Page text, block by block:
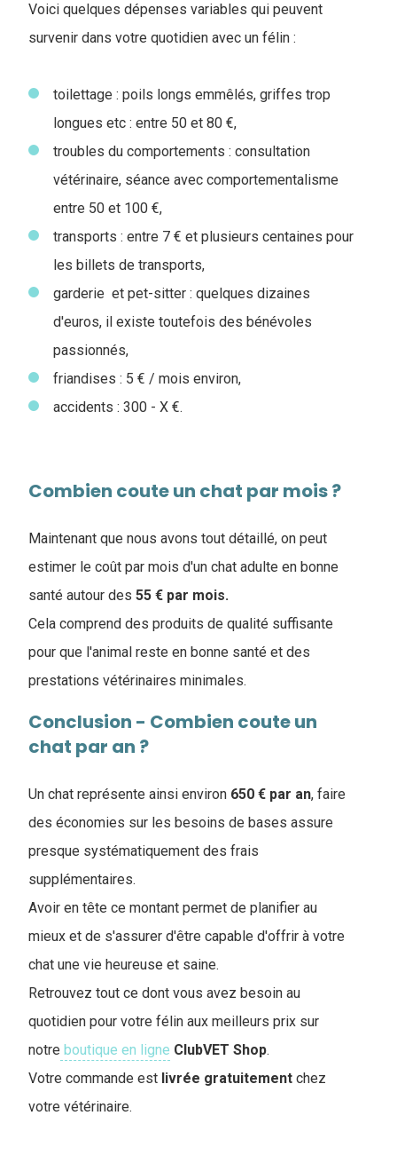
Voici quelques dépenses variables qui peuvent
survenir dans votre quotidien avec un félin :
toilettage : poils longs emmêlés, griffes trop
longues etc : entre 50 et 80 €,
troubles du comportements : consultation
vétérinaire, séance avec comportementalisme
entre 50 et 100 €,
transports : entre 7 € et plusieurs centaines pour
les billets de transports,
garderie et pet-sitter : quelques dizaines
d'euros, il existe toutefois des bénévoles
passionnés,
friandises : 5 € / mois environ,
accidents : 300 - X €.
Combien coute un chat par mois ?
Maintenant que nous avons tout détaillé, on peut
estimer le coût par mois d'un chat adulte en bonne
santé autour des 55 € par mois.
Cela comprend des produits de qualité suffisante
pour que l'animal reste en bonne santé et des
prestations vétérinaires minimales.
Conclusion - Combien coute un
chat par an ?
Un chat représente ainsi environ 650 € par an, faire
des économies sur les besoins de bases assure
presque systématiquement des frais
supplémentaires.
Avoir en tête ce montant permet de planifier au
mieux et de s'assurer d'être capable d'offrir à votre
chat une vie heureuse et saine.
Retrouvez tout ce dont vous avez besoin au
quotidien pour votre félin aux meilleurs prix sur
notre boutique en ligne ClubVET Shop.
Votre commande est livrée gratuitement chez
votre vétérinaire.